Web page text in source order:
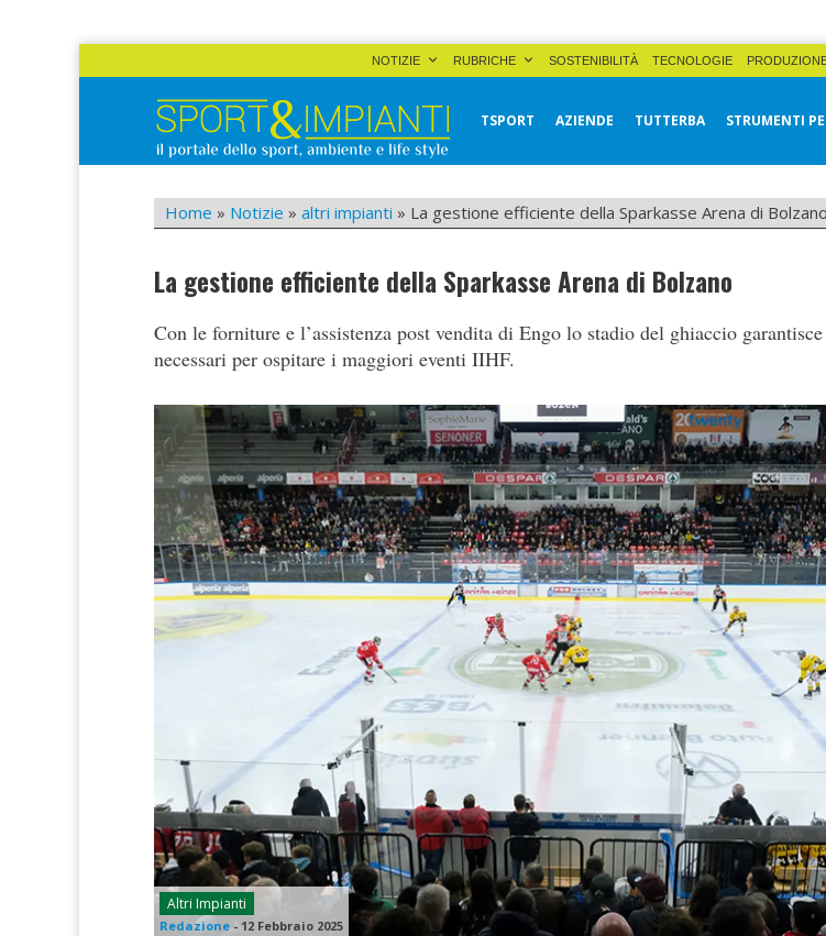
NOTIZIE RUBRICHE SOSTENIBILITÀ TECNOLOGIE
Sport&Impianti
TSPORT AZIENDE TUTTERBA STRUMENTI
Home » Notizie » altri impianti » La gestione efficiente della Sparkasse Arena di Bolzano
La gestione efficiente della Sparkasse Arena di Bolzano
Con le forniture e l’assistenza post vendita di Engo lo stadio del ghiaccio
necessari per ospitare i maggiori eventi IIHF.
Altri Impianti
Redazione - 12 Febbraio 2025